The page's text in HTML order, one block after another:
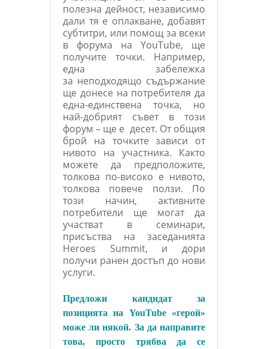
полезна дейност, независимо
дали тя е оплакване, добавят
субтитри, или помощ за всеки
в форума на YouTube, ще
получите точки. Например,
една забележка
за неподходящо съдържание
ще донесе на потребителя да
една-единствена точка, но
най-добрият съвет в този
форум – ще е десет. От общия
брой на точките зависи от
нивото на участника. Както
можете да предположите,
толкова по-високо е нивото,
толкова повече ползи. По
този начин, активните
потребители ще могат да
участват в семинари,
присъства на заседанията
Heroes Summit, и дори
получи ранен достъп до нови
услуги.
Предложи кандидат за
позицията на YouTube «герой»
може ли някой. За да направите
това, просто трябва да се